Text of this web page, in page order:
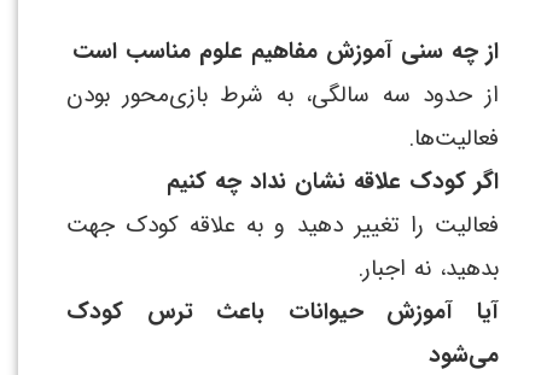
از چه سنی آموزش مفاهیم علوم مناسب است
از حدود سه سالگی، به شرط بازی‌محور بودن
فعالیت‌ها.
اگر کودک علاقه نشان نداد چه کنیم
فعالیت را تغییر دهید و به علاقه کودک جهت
بدهید، نه اجبار.
آیا آموزش حیوانات باعث ترس کودک
می‌شود